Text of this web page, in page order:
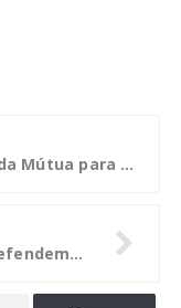
Crea-MT conta com apoio da Mútua para delegação que participará da 75ª SOEA
Crea-MT e entidades de classe defendem leis e programas ambientais na Assembleia Legislativa